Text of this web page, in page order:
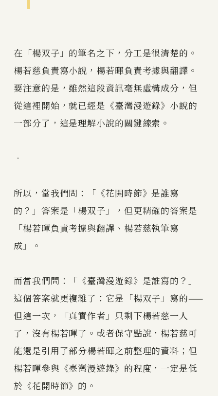
在「楊双子」的筆名之下，分工是很清楚的。
楊若慈負責寫小說，楊若暉負責考據與翻譯。
要注意的是，雖然這段資訊毫無虛構成分，但
從這裡開始，就已經是《臺灣漫遊錄》小說的
一部分了，這是理解小說的關鍵線索。
．
所以，當我們問：「《花開時節》是誰寫
的？」答案是「楊双子」，但更精確的答案是
「楊若暉負責考據與翻譯、楊若慈執筆寫
成」。
而當我們問：「《臺灣漫遊錄》是誰寫的？」
這個答案就更複雜了：它是「楊双子」寫的——
但這一次，「真實作者」只剩下楊若慈一人
了，沒有楊若暉了。或者保守點說，楊若慈可
能還是引用了部分楊若暉之前整理的資料；但
楊若暉參與《臺灣漫遊錄》的程度，一定是低
於《花開時節》的。